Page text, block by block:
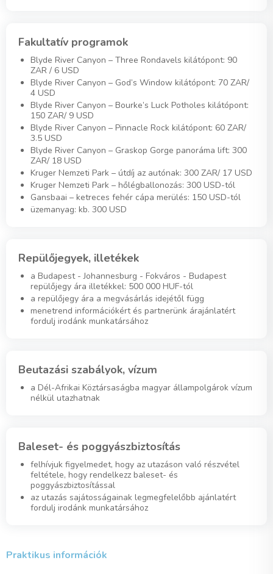
Fakultatív programok
Blyde River Canyon – Three Rondavels kilátópont: 90
ZAR / 6 USD
Blyde River Canyon – God’s Window kilátópont: 70 ZAR/
4 USD
Blyde River Canyon – Bourke’s Luck Potholes kilátópont:
150 ZAR/ 9 USD
Blyde River Canyon – Pinnacle Rock kilátópont: 60 ZAR/
3.5 USD
Blyde River Canyon – Graskop Gorge panoráma lift: 300
ZAR/ 18 USD
Kruger Nemzeti Park – útdíj az autónak: 300 ZAR/ 17 USD
Kruger Nemzeti Park – hőlégballonozás: 300 USD-tól
Gansbaai – ketreces fehér cápa merülés: 150 USD-tól
üzemanyag: kb. 300 USD
Repülőjegyek, illetékek
a Budapest - Johannesburg - Fokváros - Budapest
repülőjegy ára illetékkel: 500 000 HUF-tól
a repülőjegy ára a megvásárlás idejétől függ
menetrend információkért és partnerünk árajánlatért
fordulj irodánk munkatársához
Beutazási szabályok, vízum
a Dél-Afrikai Köztársaságba magyar állampolgárok vízum
nélkül utazhatnak
Baleset- és poggyászbiztosítás
felhívjuk figyelmedet, hogy az utazáson való részvétel
feltétele, hogy rendelkezz baleset- és
poggyászbiztosítással
az utazás sajátosságainak legmegfelelőbb ajánlatért
fordulj irodánk munkatársához
Praktikus információk